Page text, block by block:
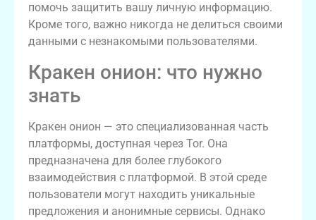
помочь защитить вашу личную информацию.
Кроме того, важно никогда не делиться своими
данными с незнакомыми пользователями.
Кракен онион: что нужно
знать
Кракен онион — это специализованная часть
платформы, доступная через Tor. Она
предназначена для более глубокого
взаимодействия с платформой. В этой среде
пользователи могут находить уникальные
предложения и анонимные сервисы. Однако